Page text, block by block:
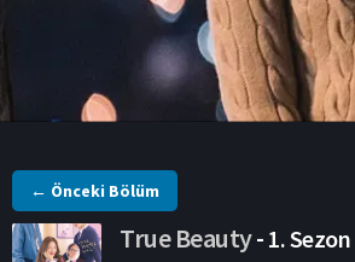
← Önceki Bölüm
True Beauty- 1. Sezon